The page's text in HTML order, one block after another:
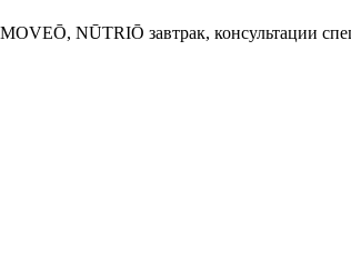
NŪTRIŌ завтрак, консультации